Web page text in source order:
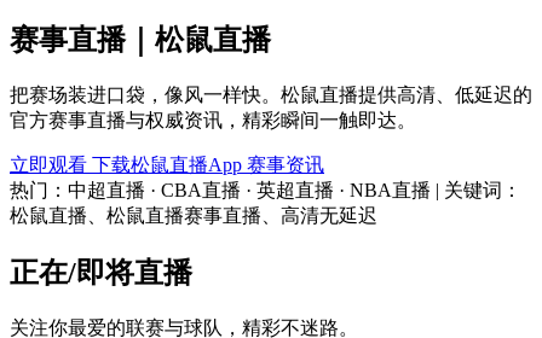
赛事直播｜松鼠直播
把赛场装进口袋，像风一样快。松鼠直播提供高清、低延迟的
官方赛事直播与权威资讯，精彩瞬间一触即达。
立即观看 下载松鼠直播App 赛事资讯
热门：中超直播 · CBA直播 · 英超直播 · NBA直播 | 关键词：
松鼠直播、松鼠直播赛事直播、高清无延迟
正在/即将直播
关注你最爱的联赛与球队，精彩不迷路。